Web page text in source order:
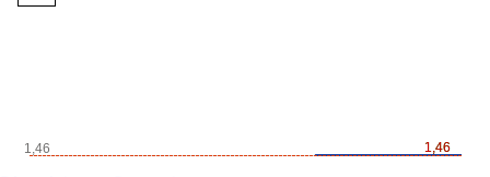
1,46
1,46
1,46